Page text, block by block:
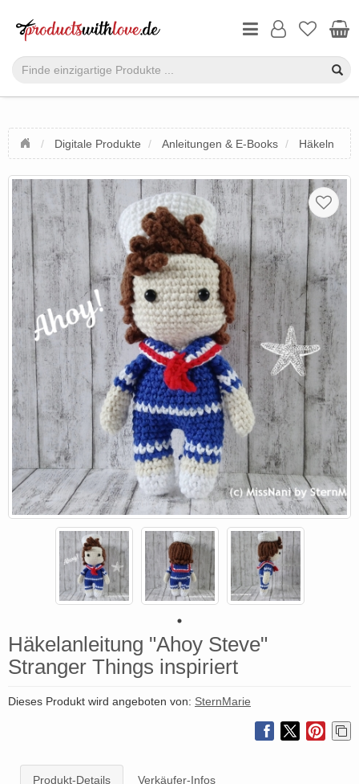
Digitale Produkte Anleitungen & E-Books Häkeln
Häkelanleitung "Ahoy Steve"
Stranger Things inspiriert
Dieses Produkt wird angeboten von: SternMarie
Produkt-Details Verkäufer-Infos